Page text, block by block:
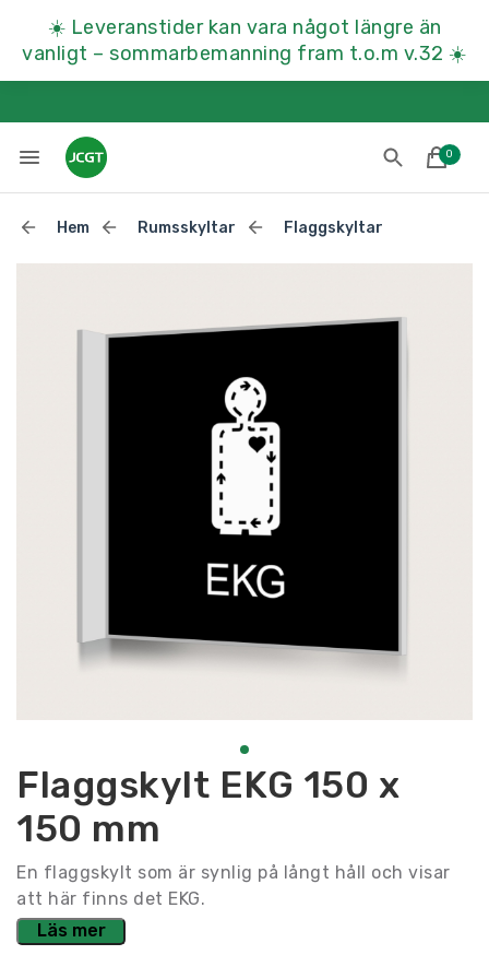
☀️ Leveranstider kan vara något längre än
vanligt – sommarbemanning fram t.o.m v.32 ☀️
0
Till kassan
Hem Rumsskyltar Flaggskyltar
Flaggskylt EKG 150 x
150 mm
En flaggskylt som är synlig på långt håll och visar
att här finns det EKG.
Läs mer